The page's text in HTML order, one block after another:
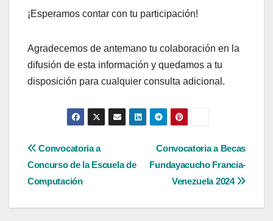
¡Esperamos contar con tu participación!
Agradecemos de antemano tu colaboración en la
difusión de esta información y quedamos a tu
disposición para cualquier consulta adicional.
Navegación
de
entradas
Convocatoria a Becas
Fundayacucho Francia-
Venezuela 2024
Convocatoria a
Concurso de la Escuela de
Computación